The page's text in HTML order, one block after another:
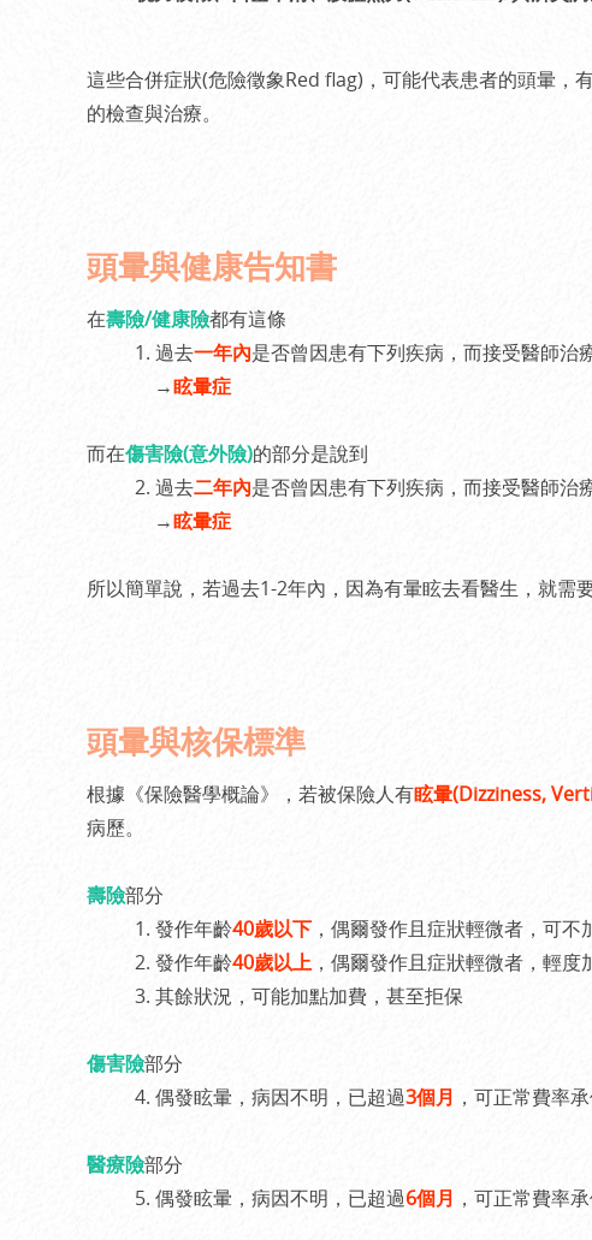
這些合併症狀(危險徵象Red flag)，可能代表患者的頭暈，
的檢查與治療。
頭暈與健康告知書
在壽險/健康險都有這條
1. 過去一年內是否曾因患有下列疾病，而接受醫師治
→眩暈症
而在傷害險(意外險)的部分是說到
2. 過去二年內是否曾因患有下列疾病，而接受醫師治
→眩暈症
所以簡單說，若過去1-2年內，因為有暈眩去看醫生，就需
頭暈與核保標準
根據《保險醫學概論》，若被保險人有眩暈(Dizziness,
病歷。
壽險部分
1. 發作年齡40歲以下 ，偶爾發作且症狀輕微者，可不
2. 發作年齡40歲以上 ，偶爾發作且症狀輕微者，輕度
3. 其餘狀況，可能加點加費，甚至拒保
傷害險部分
4. 偶發眩暈，病因不明，已超過3個月 ，可正常費率
醫療險部分
5. 偶發眩暈，病因不明，已超過6個月 ，可正常費率